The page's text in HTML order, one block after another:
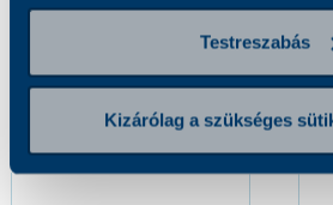
Testreszabás
Kizárólag a szükséges